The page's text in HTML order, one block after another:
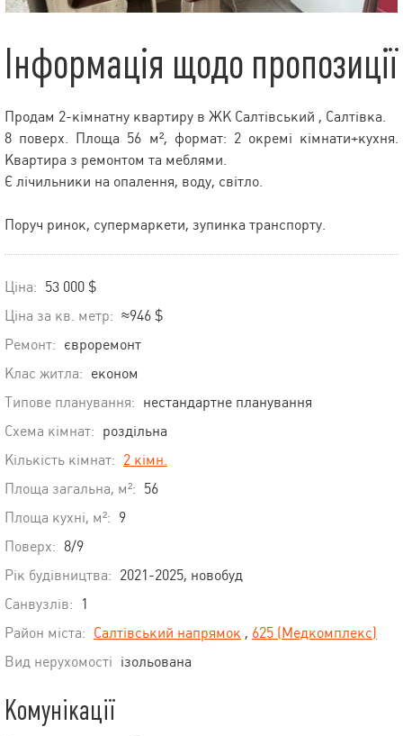
Інформація щодо пропозиції
Продам 2-кімнатну квартиру в ЖК Салтівський , Салтівка.
8 поверх. Площа 56 м², формат: 2 окремі кімнати+кухня.
Квартира з ремонтом та меблями.
Є лічильники на опалення, воду, світло.
Поруч ринок, супермаркети, зупинка транспорту.
Ціна: 53 000 $
Ціна за кв. метр: ≈946 $
Ремонт: євроремонт
Клас житла: економ
Типове планування: нестандартне планування
Схема кімнат: роздільна
Кількість кімнат: 2 кімн.
Площа загальна, м²: 56
Площа кухні, м²: 9
Поверх: 8/9
Рік будівництва: 2021-2025, новобуд
Санвузлів:
1
Район міста: Салтівський напрямок , 625 (Медкомплекс)
Вид нерухомості ізольована
Комунікації